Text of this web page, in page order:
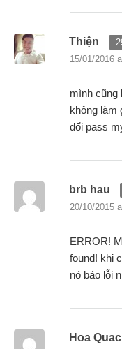
Thiện
15/01/2016
mình cũng
không làm
đổi pass
brb hau
20/10/2015
ERROR!
found! khi
nó báo lỗi
Hoa